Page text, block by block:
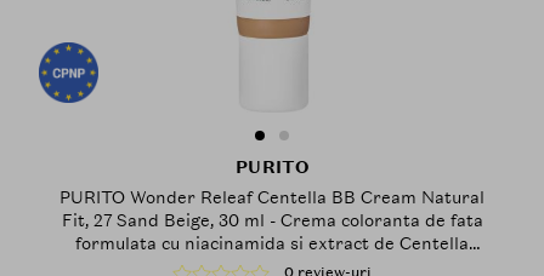
PURITO
PURITO Wonder Releaf Centella BB Cream Natural
Fit, 27 Sand Beige, 30 ml - Crema coloranta de fata
formulata cu niacinamida si extract de Centella
Asiatica, care contribuie la uniformizarea aspectului